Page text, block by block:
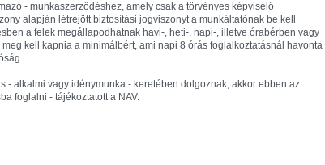
- munkaszerződéshez, amely csak a törvényes képviselő
alapján létrejött biztosítási jogviszonyt a munkáltatónak be kell
a felek megállapodhatnak havi-, heti-, napi-, illetve órabérben vagy
kell kapnia a minimálbért, ami napi 8 órás foglalkoztatásnál havonta
- alkalmi vagy idénymunka - keretében dolgoznak, akkor ebben az
foglalni - tájékoztatott a NAV.